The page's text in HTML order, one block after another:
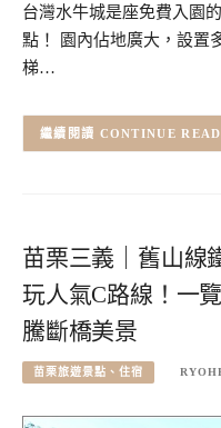
台灣水牛城是座免費入園
點！ 園內佔地廣大，設置
梯…
CONTINUE
苗栗三義｜舊山線
玩人氣C路線！一
騰斷橋美景
苗栗旅遊景點、住宿